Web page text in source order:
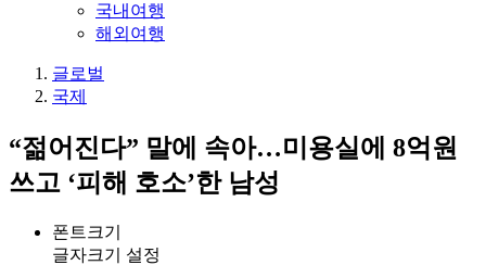
국내여행
해외여행
글로벌
국제
“젊어진다” 말에 속아…미용실에 8억원
쓰고 ‘피해 호소’한 남성
폰트크기
글자크기 설정